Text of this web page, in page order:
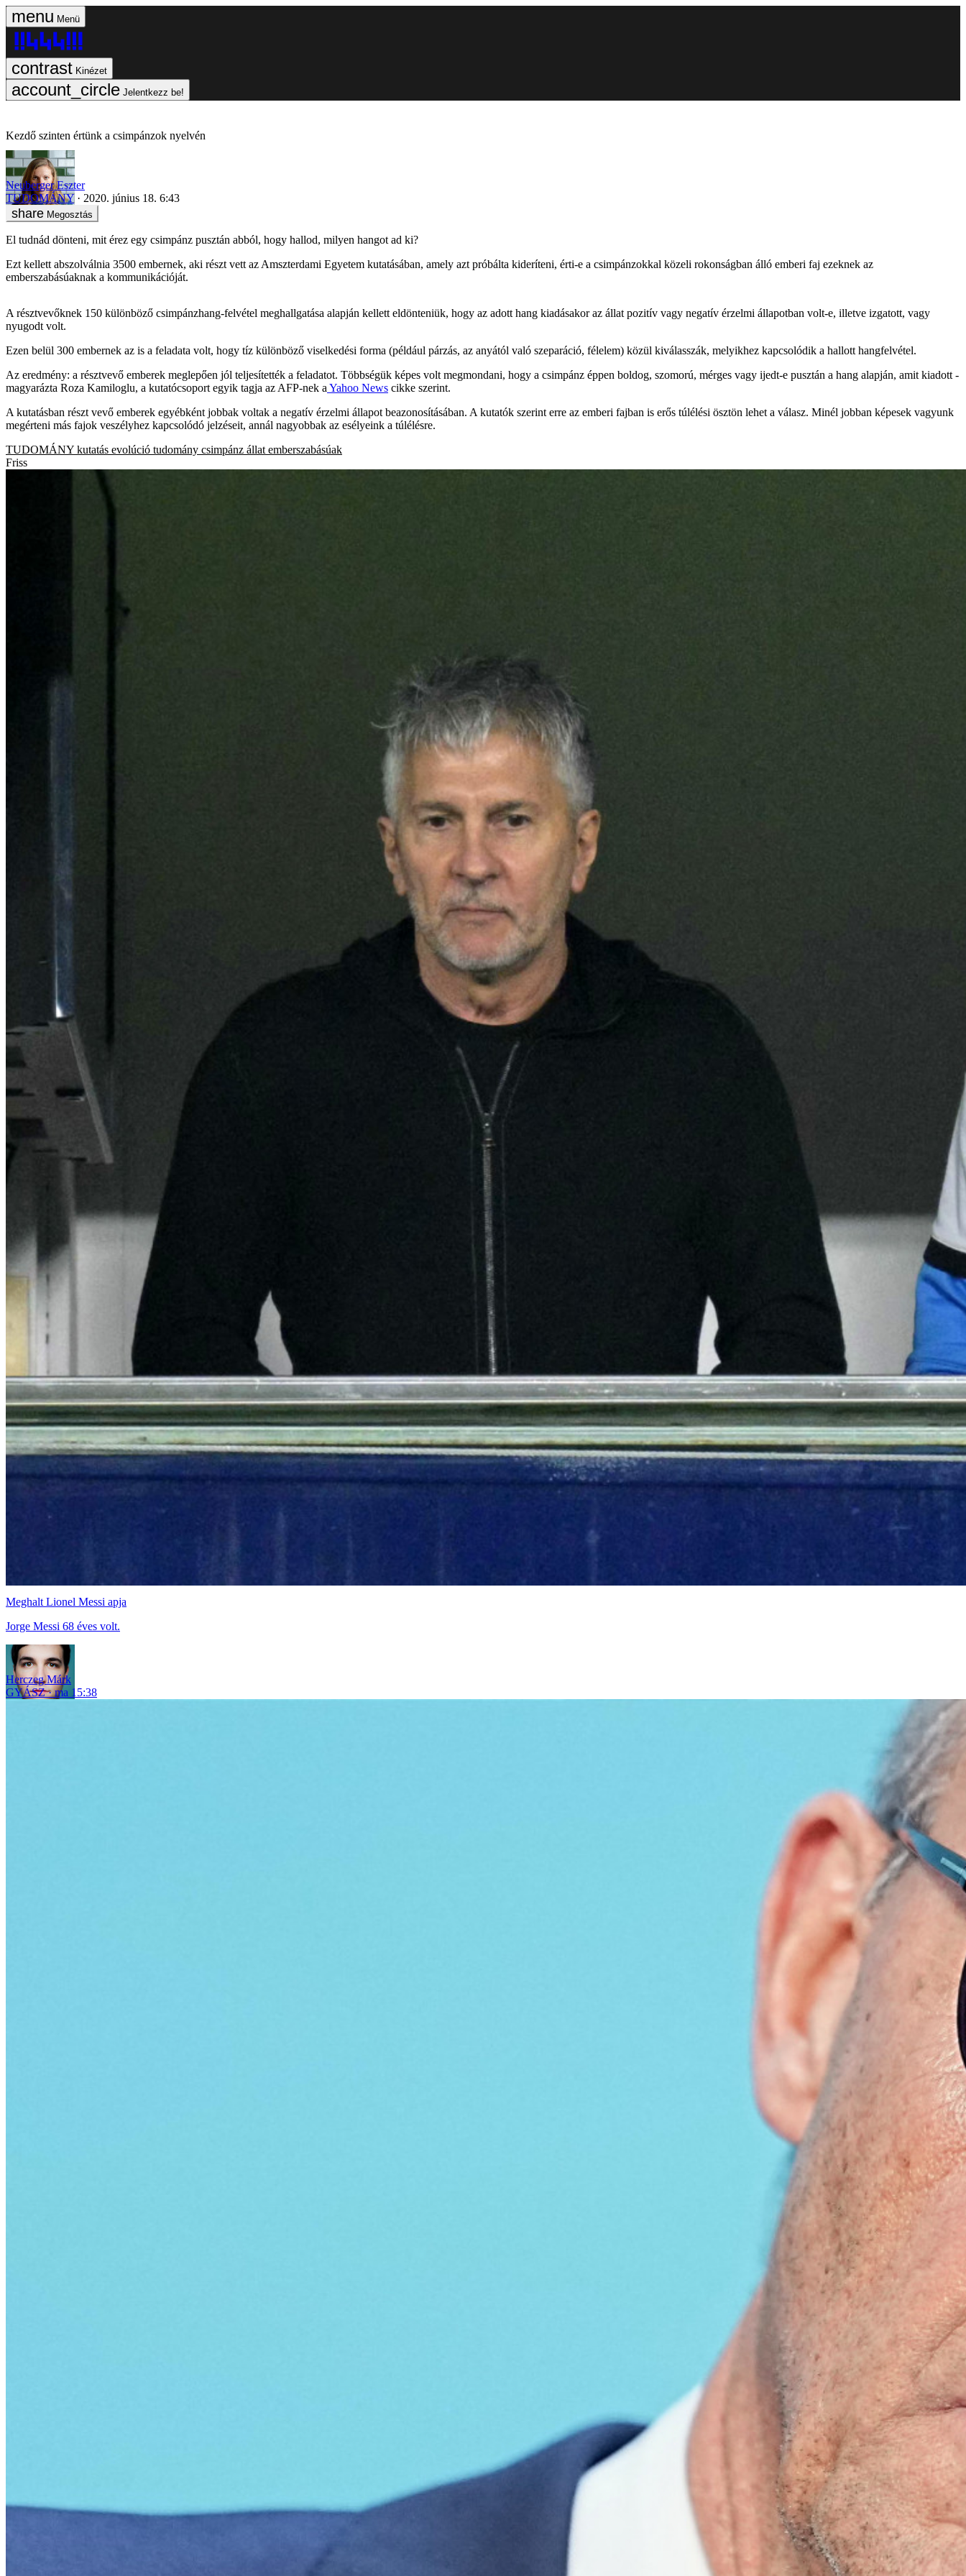
Menü
Kinézet
Jelentkezz be!
Kezdő szinten értünk a csimpánzok nyelvén
Neuberger Eszter
TUDOMÁNY
2020. június 18. 6:43
Megosztás
El tudnád dönteni, mit érez egy csimpánz pusztán abból, hogy hallod, milyen hangot ad ki?
Ezt kellett abszolválnia 3500 embernek, aki részt vett az Amszterdami Egyetem kutatásában, amely azt próbálta kideríteni, érti-e a csimpánzokkal közeli rokonságban álló emberi faj ezeknek az
emberszabásúaknak a kommunikációját.
A résztvevőknek 150 különböző csimpánzhang-felvétel meghallgatása alapján kellett eldönteniük, hogy az adott hang kiadásakor az állat pozitív vagy negatív érzelmi állapotban volt-e, illetve izgatott, vagy
nyugodt volt.
Ezen belül 300 embernek az is a feladata volt, hogy tíz különböző viselkedési forma (például párzás, az anyától való szeparáció, félelem) közül kiválasszák, melyikhez kapcsolódik a hallott hangfelvétel.
Az eredmény: a résztvevő emberek meglepően jól teljesítették a feladatot. Többségük képes volt megmondani, hogy a csimpánz éppen boldog, szomorú, mérges vagy ijedt-e pusztán a hang alapján, amit kiadott -
magyarázta Roza Kamiloglu, a kutatócsoport egyik tagja az AFP-nek a Yahoo News cikke szerint.
A kutatásban részt vevő emberek egyébként jobbak voltak a negatív érzelmi állapot beazonosításában. A kutatók szerint erre az emberi fajban is erős túlélési ösztön lehet a válasz. Minél jobban képesek vagyunk
megérteni más fajok veszélyhez kapcsolódó jelzéseit, annál nagyobbak az esélyeink a túlélésre.
TUDOMÁNY kutatás evolúció tudomány csimpánz állat emberszabásúak
Friss
Meghalt Lionel Messi apja
Jorge Messi 68 éves volt.
Herczeg Márk
GYÁSZ
ma 15:38